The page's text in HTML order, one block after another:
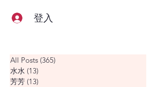
登入
All Posts (365)
水水 (13)
芳芳 (13)